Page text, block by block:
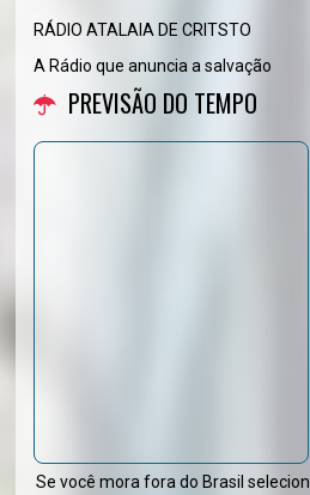
RÁDIO ATALAIA DE CRITSTO
A Rádio que anuncia a salvação
PREVISÃO DO TEMPO
Se você mora fora do Brasil